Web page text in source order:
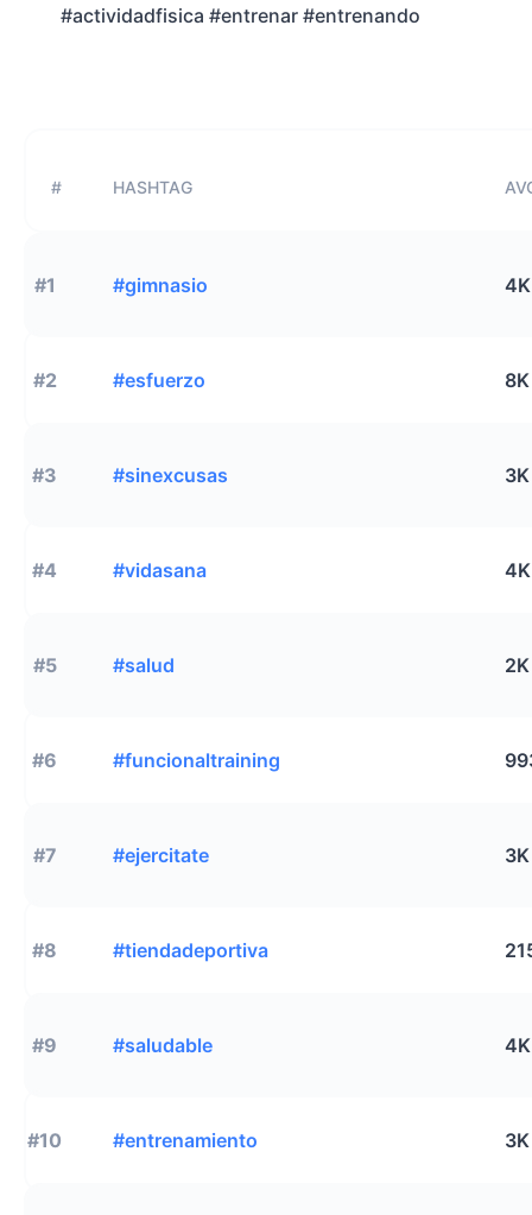
#actividadfisica #entrenar #entrenando
# HASHTAG
#1 #gimnasio 4K
#2 #esfuerzo 8K
#3 #sinexcusas 3K
#4 #vidasana 4K
#5 #salud 2K
#6 #funcionaltraining
#7 #ejercitate 3K
#8 #tiendadeportiva
#9 #saludable 4K
#10 #entrenamiento 3K